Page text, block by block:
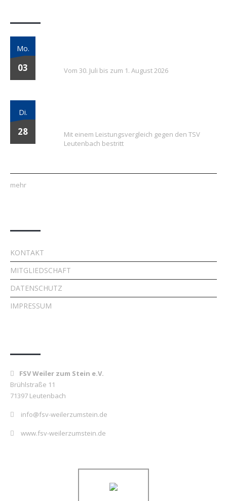
Mo.
03 Vom 30. Juli bis zum 1. August 2026
Di.
28
Mit einem Leistungsvergleich gegen den TSV
Leutenbach bestritt
mehr
KONTAKT
MITGLIEDSCHAFT
DATENSCHUTZ
IMPRESSUM
FSV Weiler zum Stein e.V.
Brühlstraße 11
71397 Leutenbach
info@fsv-weilerzumstein.de
www.fsv-weilerzumstein.de